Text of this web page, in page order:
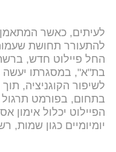
לעיתים, כאשר המתאמן
להתעורר תחושת
בת"א", במסגרתו יעשה
לשיפור הקוגניציה,
בתחום, בפורמט
הפיילוט יכלול אימון
יומיומיים כגון